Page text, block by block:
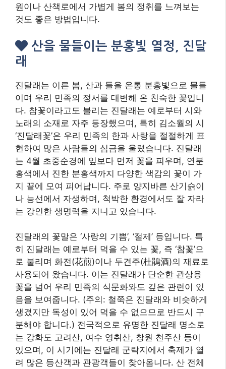
원이나 산책로에서 가볍게 봄의 정취를 느껴보는
것도 좋은 방법입니다.
산을 물들이는 분홍빛 열정, 진달
래
진달래는 이른 봄, 산과 들을 온통 분홍빛으로 물들
이며 우리 민족의 정서를 대변해 온 친숙한 꽃입니
다. 참꽃이라고도 불리는 진달래는 예로부터 시와
노래의 소재로 자주 등장했으며, 특히 김소월의 시
‘진달래꽃’은 우리 민족의 한과 사랑을 절절하게 표
현하여 많은 사람들의 심금을 울렸습니다. 진달래
는 4월 초중순경에 잎보다 먼저 꽃을 피우며, 연분
홍색에서 진한 분홍색까지 다양한 색감의 꽃이 가
지 끝에 모여 피어납니다. 주로 양지바른 산기슭이
나 능선에서 자생하며, 척박한 환경에서도 잘 자라
는 강인한 생명력을 지니고 있습니다.
진달래의 꽃말은 ‘사랑의 기쁨’, ‘절제’ 등입니다. 특
히 진달래는 예로부터 먹을 수 있는 꽃, 즉 ‘참꽃’으
로 불리며 화전(花煎)이나 두견주(杜鵑酒)의 재료로
사용되어 왔습니다. 이는 진달래가 단순한 관상용
꽃을 넘어 우리 민족의 식문화와도 깊은 관련이 있
음을 보여줍니다. (주의: 철쭉은 진달래와 비슷하게
생겼지만 독성이 있어 먹을 수 없으므로 반드시 구
분해야 합니다.) 전국적으로 유명한 진달래 명소로
는 강화도 고려산, 여수 영취산, 창원 천주산 등이
있으며, 이 시기에는 진달래 군락지에서 축제가 열
려 많은 등산객과 관광객들이 찾아옵니다. 산 전체